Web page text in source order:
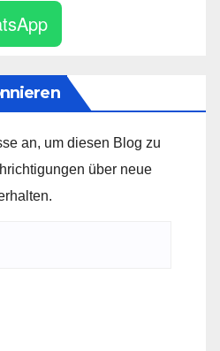
an, um diesen Blog zu
über neue